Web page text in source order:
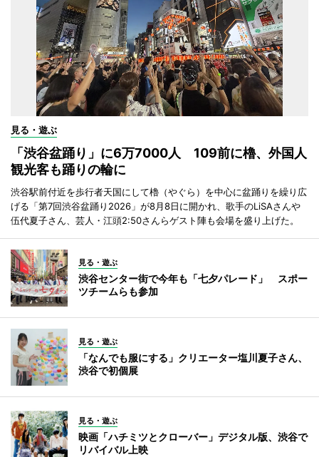
見る・遊ぶ
「渋谷盆踊り」に6万7000人 109前に櫓、外国人
観光客も踊りの輪に
渋谷駅前付近を歩行者天国にして櫓（やぐら）を中心に盆踊りを繰り広
げる「第7回渋谷盆踊り2026」が8月8日に開かれ、歌手のLiSAさんや
伍代夏子さん、芸人・江頭2:50さんらゲスト陣も会場を盛り上げた。
見る・遊ぶ
渋谷センター街で今年も「七夕パレード」 スポー
ツチームらも参加
見る・遊ぶ
「なんでも服にする」クリエーター塩川夏子さん、
渋谷で初個展
見る・遊ぶ
映画「ハチミツとクローバー」デジタル版、渋谷で
リバイバル上映